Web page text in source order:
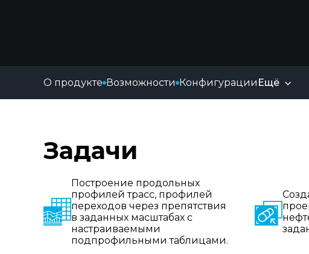
О продукте Возможности Конфигурации Ещё
Задачи
Построение продольных
профилей трасс, профилей
переходов через препятствия
в заданных масштабах с
настраиваемыми
подпрофильными таблицами.